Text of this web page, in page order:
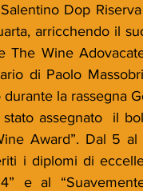
Dop
arricchendo il
The Wine
di Paolo
la rassegna
assegnato  il
Award”. Dal 5
i diplomi di
e al